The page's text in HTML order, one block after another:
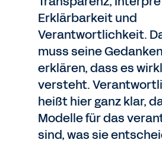
Erklärbarkeit und
Verantwortlichkeit.
muss seine
erklären, dass es
versteht.
heißt hier ganz klar,
Modelle für das
sind, was sie